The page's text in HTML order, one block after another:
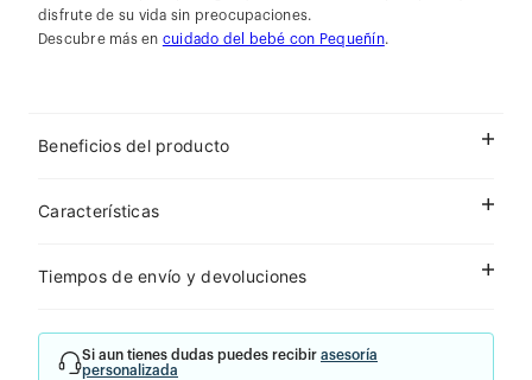
disfrute de su vida sin preocupaciones.
Descubre más en cuidado del bebé con Pequeñín.
Beneficios del producto
Características
Tiempos de envío y devoluciones
Si aun tienes dudas puedes recibir asesoría
personalizada